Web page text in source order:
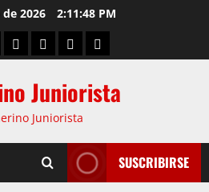
2026 2:11:49 PM
Juniorista
Juniorista
SUSCRIBIRSE